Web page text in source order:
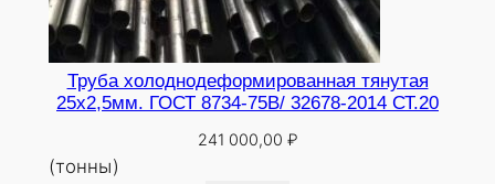
Труба холоднодеформированная тянутая
25х2,5мм. ГОСТ 8734-75В/ 32678-2014 СТ.20
241 000,00 ₽
(тонны)